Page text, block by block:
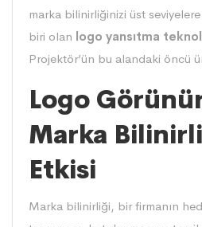
marka bilinirliğinizi üst seviyelere
biri olan logo yansıtma
Projektör’ün bu alandaki öncü
Logo
Marka
Etkisi
Marka bilinirliği, bir firmanın